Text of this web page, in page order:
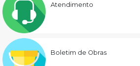
Atendimento
Boletim de Obras